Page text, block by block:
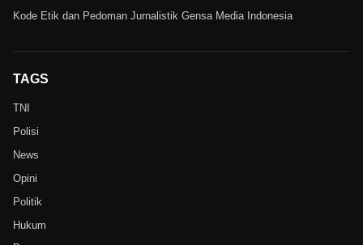
Kode Etik dan Pedoman Jurnalistik Gensa Media Indonesia
TAGS
TNI
Polisi
News
Opini
Politik
Hukum